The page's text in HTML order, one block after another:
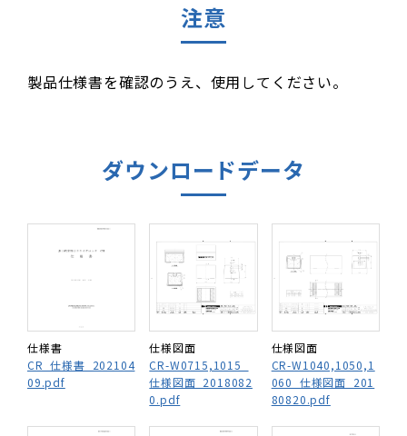
注意
製品仕様書を確認のうえ、使用してください。
ダウンロードデータ
仕様書
CR_仕様書_202104
09.pdf
仕様図面
CR-W0715,1015_
仕様図面_2018082
0.pdf
仕様図面
CR-W1040,1050,1
060_仕様図面_201
80820.pdf